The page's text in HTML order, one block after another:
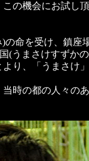
の機会にお試し頂
命を受け、鎮座
(うまさけすずか
り、「うまさけ
時の都の人々の